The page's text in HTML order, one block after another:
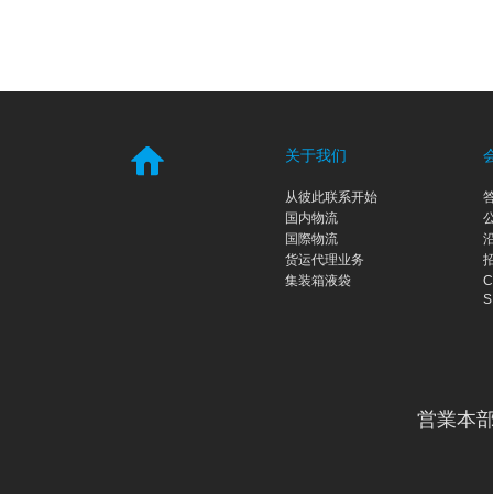
关于我们
从彼此联系开始
国内物流
国際物流
货运代理业务
集装箱液袋
営業本